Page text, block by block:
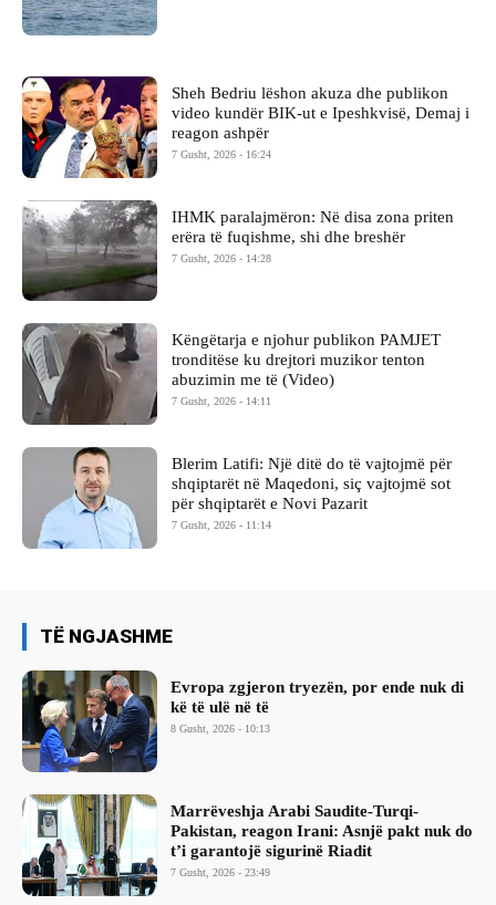
Sheh Bedriu lëshon akuza dhe publikon
video kundër BIK-ut e Ipeshkvisë, Demaj i
reagon ashpër
7 Gusht, 2026 - 16:24
IHMK paralajmëron: Në disa zona priten
erëra të fuqishme, shi dhe breshër
7 Gusht, 2026 - 14:28
Këngëtarja e njohur publikon PAMJET
tronditëse ku drejtori muzikor tenton
abuzimin me të (Video)
7 Gusht, 2026 - 14:11
Blerim Latifi: Një ditë do të vajtojmë për
shqiptarët në Maqedoni, siç vajtojmë sot
për shqiptarët e Novi Pazarit
7 Gusht, 2026 - 11:14
TË NGJASHME
Evropa zgjeron tryezën, por ende nuk di
kë të ulë në të
8 Gusht, 2026 - 10:13
Marrëveshja Arabi Saudite-Turqi-
Pakistan, reagon Irani: Asnjë pakt nuk do
t’i garantojë sigurinë Riadit
7 Gusht, 2026 - 23:49